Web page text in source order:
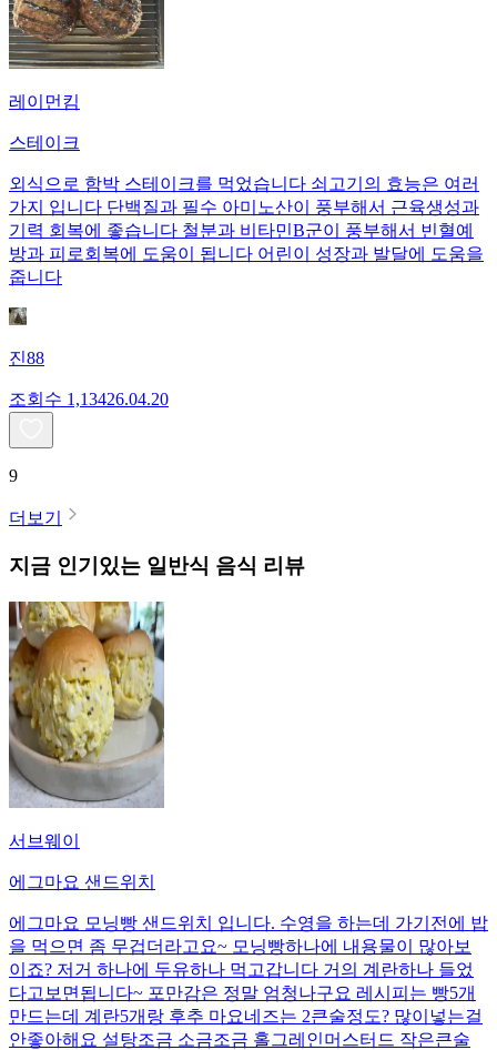
레이먼킴
스테이크
외식으로 함박 스테이크를 먹었습니다 쇠고기의 효능은 여러
가지 입니다 단백질과 필수 아미노산이 풍부해서 근육생성과
기력 회복에 좋습니다 철분과 비타민B군이 풍부해서 빈혈예
방과 피로회복에 도움이 됩니다 어린이 성장과 발달에 도움을
줍니다
진88
조회수 1,13426.04.20
9
더보기
지금 인기있는 일반식 음식 리뷰
서브웨이
에그마요 샌드위치
에그마요 모닝빵 샌드위치 입니다. 수영을 하는데 가기전에 밥
을 먹으면 좀 무겁더라고요~ 모닝빵하나에 내용물이 많아보
이죠? 저거 하나에 두유하나 먹고갑니다 거의 계란하나 들었
다고보면됩니다~ 포만감은 정말 엄청나구요 레시피는 빵5개
만드는데 계란5개랑 후추 마요네즈는 2큰술정도? 많이넣는걸
안좋아해요 설탕조금 소금조금 홀그레인머스터드 작은큰술